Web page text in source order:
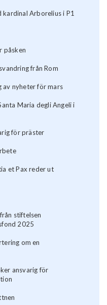
kardinal Arborelius i P1
påsken
från Rom
av nyheter för mars
Maria degli Angeli i
för präster
et Pax reder ut
stiftelsen
2025
om en
ansvarig för